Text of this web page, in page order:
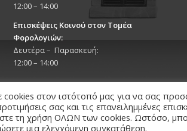
12:00 – 14:00
Επισκέψεις Κοινού στον Τομέα
Φορολογιών:
Δευτέρα – Παρασκευή:
12:00 – 14:00
Copyright 2026 © Δήμος Στροβόλου, All Rights
cookies στον ιστότοπό μας για να σας
σας και τις επανειλημμένες
τη χρήση ΟΛΩΝ των cookies. Ωστόσο,
μια ελεγχόμενη συγκατάθεση.